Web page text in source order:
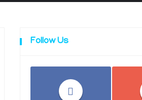
Follow Us